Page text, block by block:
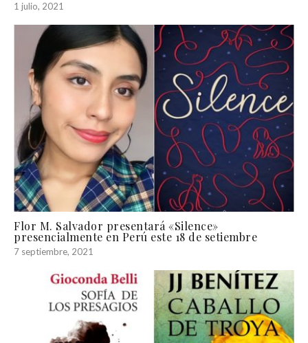
1 julio, 2021
Flor M. Salvador presentará «Silence»
presencialmente en Perú este 18 de setiembre
7 septiembre, 2021